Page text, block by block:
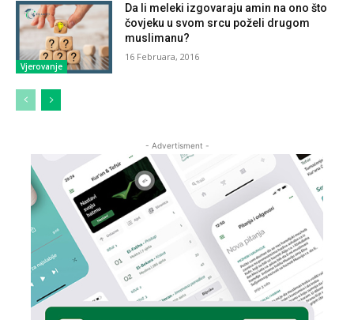
Vjerovanje
Da li meleki izgovaraju amin na ono što
čovjeku u svom srcu poželi drugom
muslimanu?
16 Februara, 2016
- Advertisment -